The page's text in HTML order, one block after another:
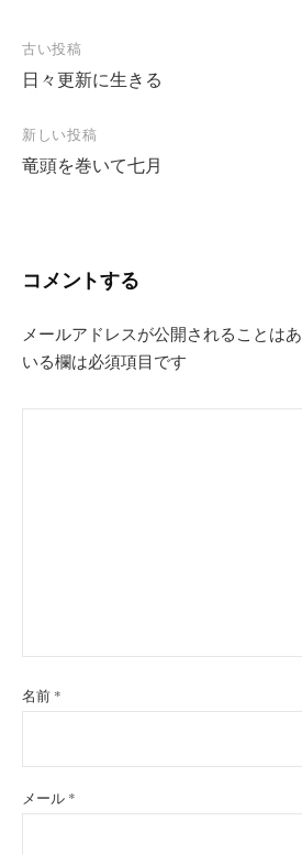
投
稿
ナ
ビ
ョ
古い投稿
日々更新に生きる
新しい投稿
竜頭を巻いて七月
コメントする
メールアドレスが公開されることはあ
いる欄は必須項目です
名前 *
メール *